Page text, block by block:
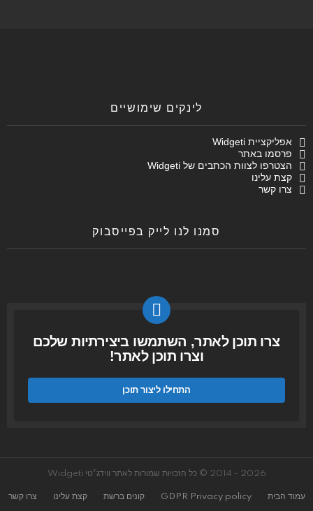
לינקים שימושיים
אפליקציית Widgeti
פרסמו באתר
הצטרפו לצוות הכתבים של Widgeti
קצת עלינו
צרו קשר
סמנו לנו לייק בפייסבוק
צרו תוכן לאתר, השתמשו ביצירתיות שלכם
וצרו תוכן לאתר!
התחילו ליצור תוכן
2026 - 2014 © כל הזכויות שמורות לאתר ווידג׳טי Widgeti
עמוד הבית GDPR Privacy policy קונים ברשת קצת עלינו צרו קשר